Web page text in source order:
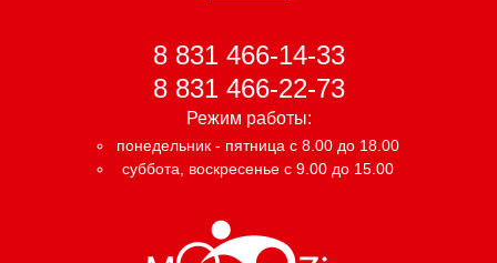
8 831 466-14-33
8 831 466-22-73
Режим работы:
понедельник - пятница с 8.00 до 18.00
суббота, воскресенье с 9.00 до 15.00